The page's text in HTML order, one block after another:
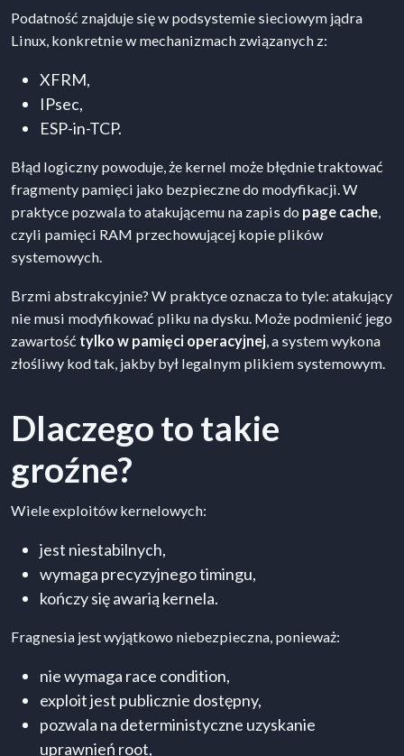
Podatność znajduje się w podsystemie sieciowym jądra
Linux, konkretnie w mechanizmach związanych z:
XFRM,
IPsec,
ESP-in-TCP.
Błąd logiczny powoduje, że kernel może błędnie traktować
fragmenty pamięci jako bezpieczne do modyfikacji. W
praktyce pozwala to atakującemu na zapis do page cache,
czyli pamięci RAM przechowującej kopie plików
systemowych.
Brzmi abstrakcyjnie? W praktyce oznacza to tyle: atakujący
nie musi modyfikować pliku na dysku. Może podmienić jego
zawartość tylko w pamięci operacyjnej, a system wykona
złośliwy kod tak, jakby był legalnym plikiem systemowym.
Dlaczego to takie
groźne?
Wiele exploitów kernelowych:
jest niestabilnych,
wymaga precyzyjnego timingu,
kończy się awarią kernela.
Fragnesia jest wyjątkowo niebezpieczna, ponieważ:
nie wymaga race condition,
exploit jest publicznie dostępny,
pozwala na deterministyczne uzyskanie
uprawnień root,